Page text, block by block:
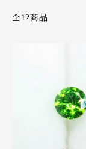
全12商品